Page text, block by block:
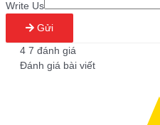
Write Us
Gửi
4 7 đánh giá
Đánh giá bài viết